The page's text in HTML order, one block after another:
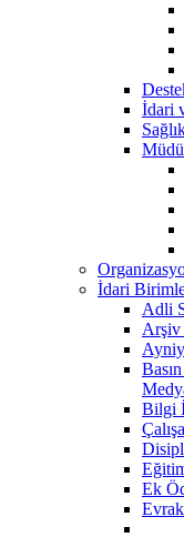
İdari
İdari
Adli
Bilgi
Ek